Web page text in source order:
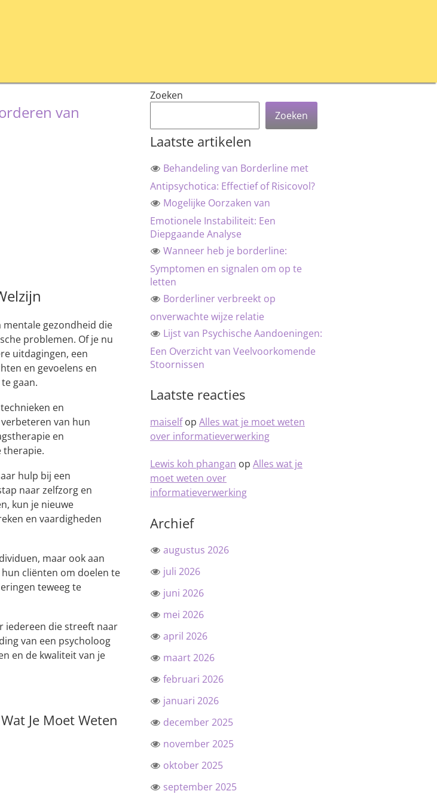
van
mentale gezondheid die
problemen. Of je nu
uitdagingen, een
en gevoelens en
gaan.
en
van hun
en
therapie.
hulp bij een
naar zelfzorg en
kun je nieuwe
en vaardigheden
maar ook aan
cliënten om doelen te
teweeg te
iedereen die streeft naar
van een psycholoog
en de kwaliteit van je
Je Moet Weten
Zoeken
Zoeken
Laatste artikelen
Behandeling van Borderline met
Antipsychotica: Effectief of Risicovol?
Mogelijke Oorzaken van
Emotionele Instabiliteit: Een
Diepgaande Analyse
Wanneer heb je borderline:
Symptomen en signalen om op te
letten
Borderliner verbreekt op
onverwachte wijze relatie
Lijst van Psychische Aandoeningen:
Een Overzicht van Veelvoorkomende
Stoornissen
Laatste reacties
maiselfop Alles wat je moet weten
over informatieverwerking
Lewis koh phangan op Alles wat je
moet weten over
informatieverwerking
Archief
augustus 2026
juli 2026
juni 2026
mei 2026
april 2026
maart 2026
februari 2026
januari 2026
december 2025
november 2025
oktober 2025
september 2025